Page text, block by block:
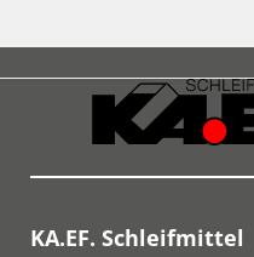
KA.EF. Schleifmittel